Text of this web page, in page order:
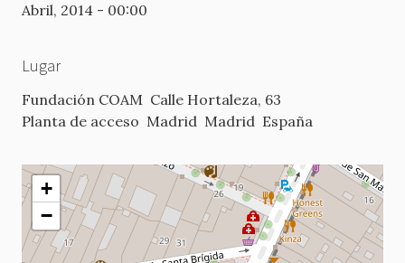
Abril, 2014 - 00:00
Lugar
Fundación COAM Calle Hortaleza, 63
Planta de acceso Madrid Madrid España
+
−